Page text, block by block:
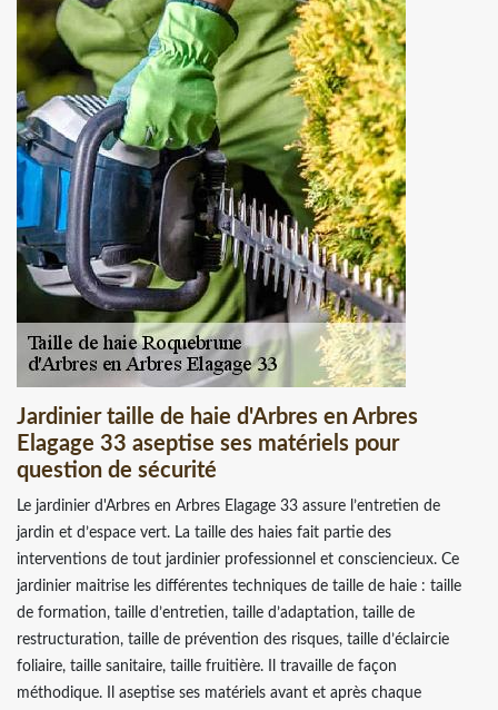
Jardinier taille de haie d'Arbres en Arbres
Elagage 33 aseptise ses matériels pour
question de sécurité
Le jardinier d'Arbres en Arbres Elagage 33 assure l’entretien de
jardin et d’espace vert. La taille des haies fait partie des
interventions de tout jardinier professionnel et consciencieux. Ce
jardinier maitrise les différentes techniques de taille de haie : taille
de formation, taille d’entretien, taille d’adaptation, taille de
restructuration, taille de prévention des risques, taille d’éclaircie
foliaire, taille sanitaire, taille fruitière. Il travaille de façon
méthodique. Il aseptise ses matériels avant et après chaque